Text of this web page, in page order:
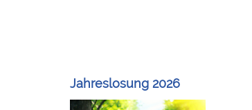
Jahreslosung 2026